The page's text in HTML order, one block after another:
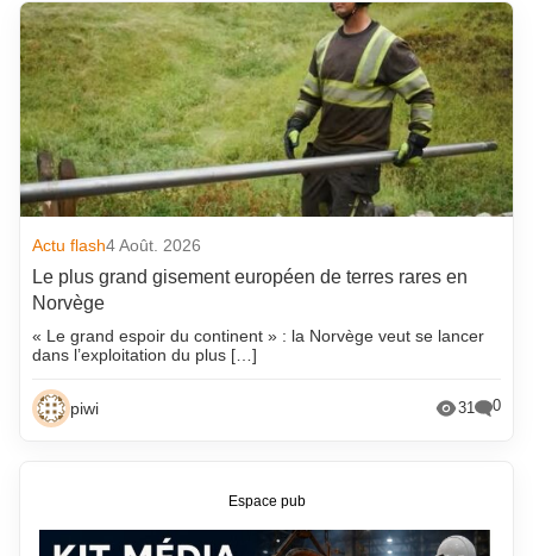
Actu flash4 Août. 2026
Le plus grand gisement européen de terres rares en
Norvège
« Le grand espoir du continent » : la Norvège veut se lancer
dans l’exploitation du plus […]
piwi 31 0
Espace pub